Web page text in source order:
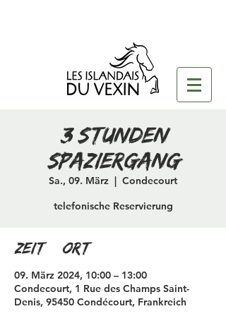
3 Stunden
Spaziergang
Sa., 09. März
  |
Condecourt
telefonische Reservierung
Zeit & Ort
09. März 2024, 10:00 – 13:00
Condecourt, 1 Rue des Champs Saint-
Denis, 95450 Condécourt, Frankreich